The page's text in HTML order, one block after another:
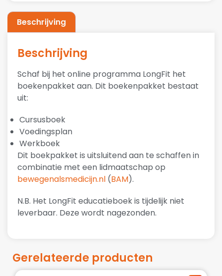
Beschrijving
Beschrijving
Schaf bij het online programma LongFit het
boekenpakket aan. Dit boekenpakket bestaat
uit:
Cursusboek
Voedingsplan
Werkboek
Dit boekpakket is uitsluitend aan te schaffen in
combinatie met een lidmaatschap op
bewegenalsmedicijn.nl (BAM).
N.B. Het LongFit educatieboek is tijdelijk niet
leverbaar. Deze wordt nagezonden.
Gerelateerde producten